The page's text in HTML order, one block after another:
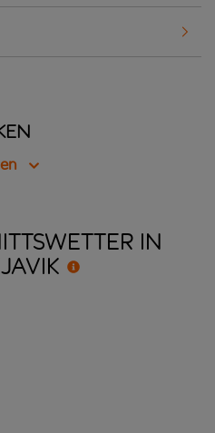
IN